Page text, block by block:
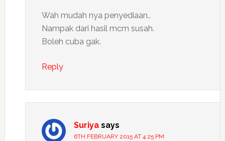
Wah mudah nya penyediaan..
Nampak dari hasil mcm susah.
Boleh cuba gak.
Reply
Suriya says
6TH FEBRUARY 2015 AT 4:25 PM